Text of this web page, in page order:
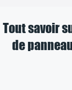
Tout savoir
de